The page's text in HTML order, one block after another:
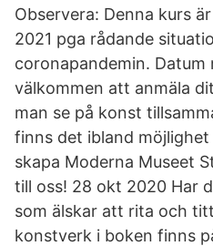
Observera: Denna kurs
2021 pga rådande
coronapandemin. Datum
välkommen att anmäla
man se på konst
finns det ibland
skapa Moderna Museet
till oss! 28 okt 2020 Har
som älskar att rita och
konstverk i boken finns